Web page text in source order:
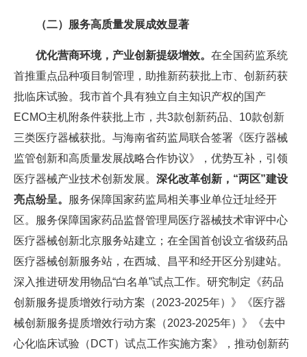
（二）服务高质量发展成效显著
优化营商环境，产业创新提级增效。 在全国药监系统
首推重点品种项目制管理，助推新药获批上市、创新药获
批临床试验。我市首个具有独立自主知识产权的国产
ECMO主机附条件获批上市，共3款创新药品、10款创新
三类医疗器械获批。与海南省药监局联合签署《医疗器械
监管创新和高质量发展战略合作协议》，优势互补，引领
医疗器械产业技术创新发展。 深化改革创新，“两区”建设
亮点纷呈。
服务保障国家药监局相关事业单位迁址经开
区。服务保障国家药品监督管理局医疗器械技术审评中心
医疗器械创新北京服务站建立；在全国首创设立省级药品
医疗器械创新服务站，在西城、昌平和经开区分别建站。
深入推进研发用物品“白名单”试点工作。研究制定《药品
创新服务提质增效行动方案（2023-2025年）》《医疗器
械创新服务提质增效行动方案（2023-2025年）》《去中
心化临床试验（DCT）试点工作实施方案》，推动创新药